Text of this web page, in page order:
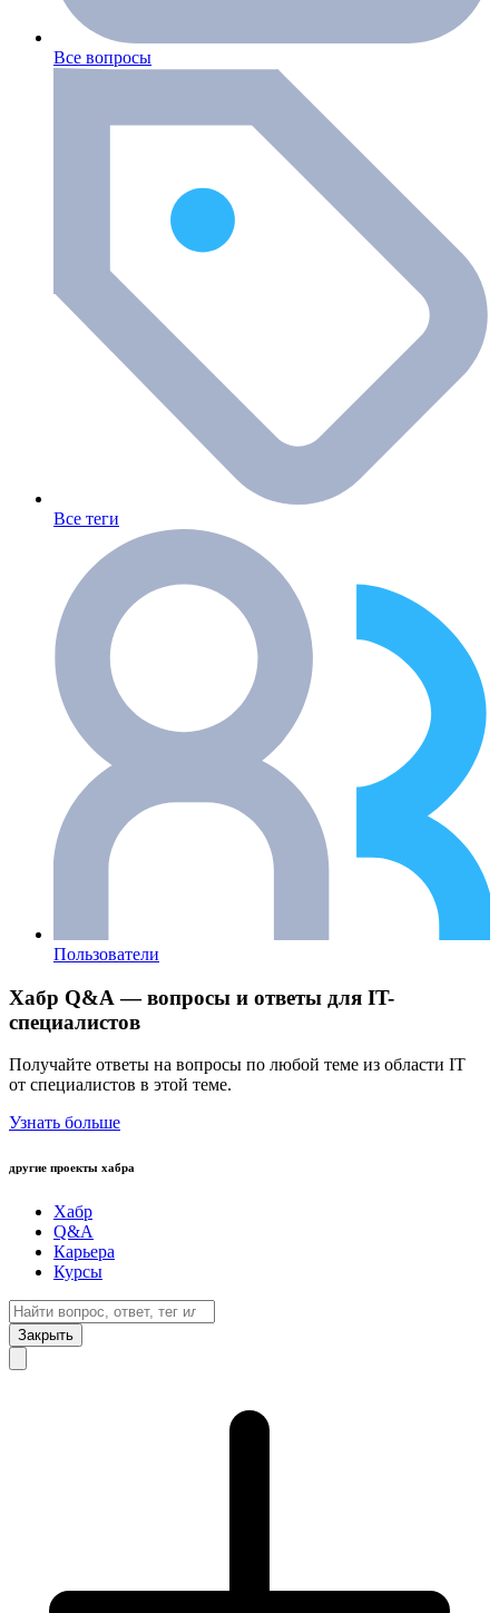
Все вопросы
Все теги
Пользователи
Хабр Q&A — вопросы и ответы для IT-
специалистов
Получайте ответы на вопросы по любой теме из области IT
от специалистов в этой теме.
Узнать больше
другие проекты хабра
Хабр
Q&A
Карьера
Курсы
Закрыть